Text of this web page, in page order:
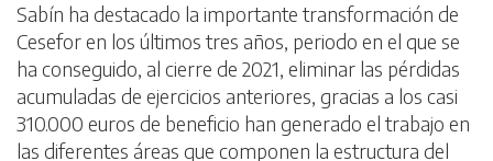
Sabín ha destacado la importante transformación de
Cesefor en los últimos tres años, periodo en el que se
ha conseguido, al cierre de 2021, eliminar las pérdidas
acumuladas de ejercicios anteriores, gracias a los casi
310.000 euros de beneficio han generado el trabajo en
las diferentes áreas que componen la estructura del